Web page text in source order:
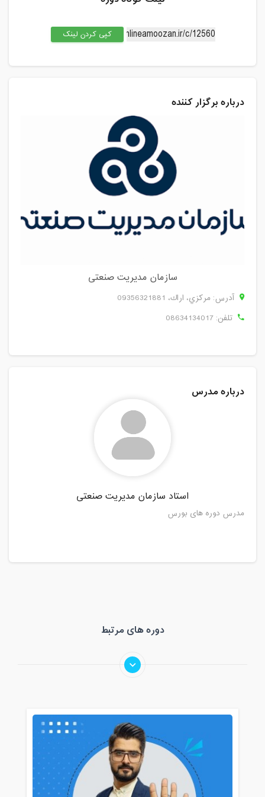
کپی کردن لینک
درباره برگزار کننده
سازمان مدیریت صنعتی
آدرس: مركزي، اراك، 09356321881
تلفن: 08634134017
درباره مدرس
استاد سازمان مدیریت صنعتی
مدرس دوره های بورس
دوره های مرتبط